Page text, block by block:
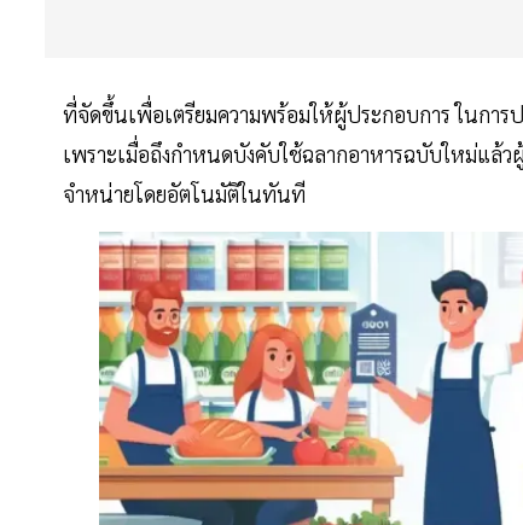
ที่จัดขึ้นเพื่อเตรียมความพร้อมให้ผู้ประกอบการ ในกา
เพราะเมื่อถึงกำหนดบังคับใช้ฉลากอาหารฉบับใหม่แ
จำหน่ายโดยอัตโนมัติในทันที